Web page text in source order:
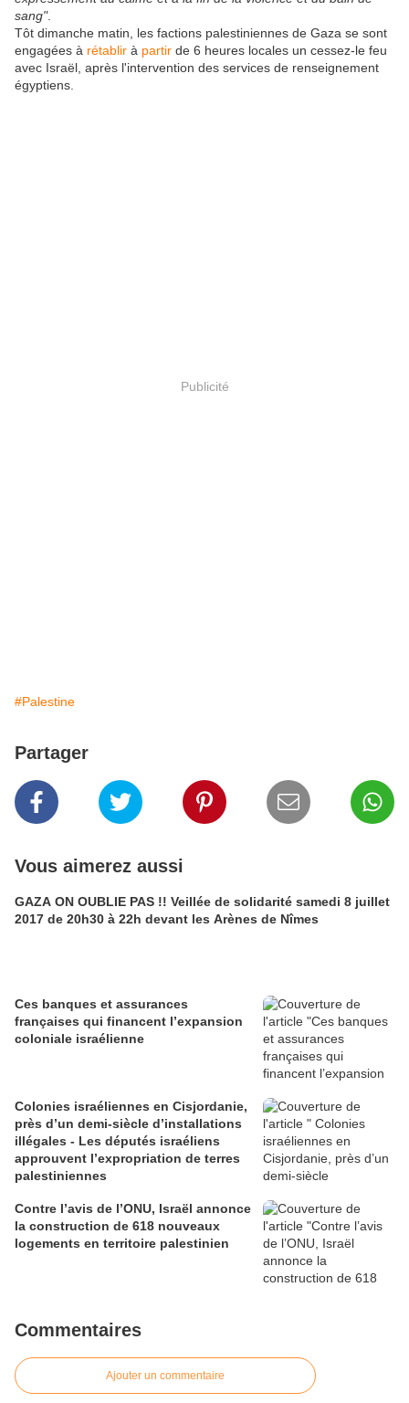
sang".
Tôt dimanche matin, les factions palestiniennes de Gaza se sont
engagées à rétablir à partir de 6 heures locales un cessez-le feu
avec Israël, après l'intervention des services de renseignement
égyptiens.
Publicité
#Palestine
Partager
Vous aimerez aussi
GAZA ON OUBLIE PAS !! Veillée de solidarité samedi 8 juillet
2017 de 20h30 à 22h devant les Arènes de Nîmes
Ces banques et assurances
françaises qui financent l’expansion
coloniale israélienne
Colonies israéliennes en Cisjordanie,
près d’un demi-siècle d’installations
illégales - Les députés israéliens
approuvent l’expropriation de terres
palestiniennes
Contre l’avis de l’ONU, Israël annonce
la construction de 618 nouveaux
logements en territoire palestinien
Commentaires
Ajouter un commentaire